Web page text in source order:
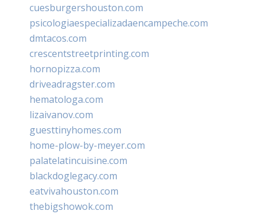
cuesburgershouston.com
psicologiaespecializadaencampeche.com
dmtacos.com
crescentstreetprinting.com
hornopizza.com
driveadragster.com
hematologa.com
lizaivanov.com
guesttinyhomes.com
home-plow-by-meyer.com
palatelatincuisine.com
blackdoglegacy.com
eatvivahouston.com
thebigshowok.com